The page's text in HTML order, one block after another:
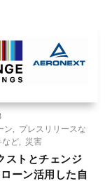
ン
プレスリリースな
など 災害
ストとチェンジ
ーン活用した自